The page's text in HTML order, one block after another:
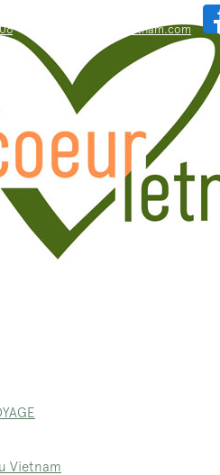
bonjour@aucoeurvietnam.com
Vietnam